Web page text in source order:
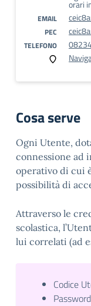
orari
EMAIL
PEC
TELEFONO
Cosa serve
Ogni Utente,
connessione ad
operativo di cui
possibilità di
Attraverso le
scolastica,
lui correlati (ad
Codice
Password